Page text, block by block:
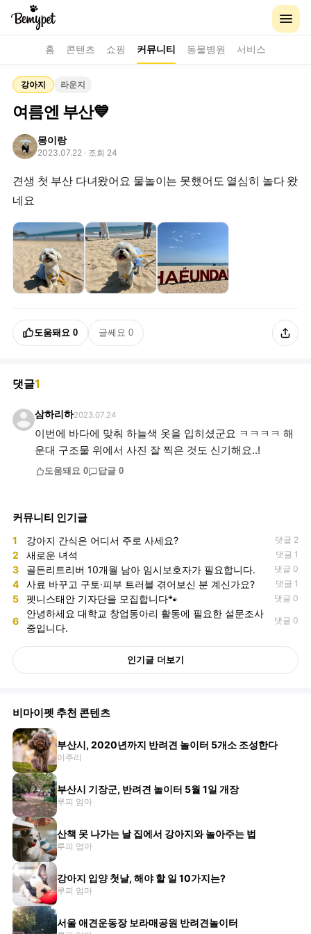
홈 콘텐츠 쇼핑 커뮤니티 동물병원 서비스
강아지 라운지
여름엔 부산💙
몽이랑
2023.07.22 · 조회 24
견생 첫 부산 다녀왔어요 물놀이는 못했어도 열심히 놀다 왔
네요
도움돼요 0 글쎄요 0
댓글1
삼하리하2023.07.24
이번에 바다에 맞춰 하늘색 옷을 입히셨군요 ㅋㅋㅋㅋ 해
운대 구조물 위에서 사진 잘 찍은 것도 신기해요..!
도움돼요 0 답글 0
커뮤니티 인기글
1 강아지 간식은 어디서 주로 사세요? 댓글 2
2 새로운 녀석 댓글 1
3 골든리트리버 10개월 남아 임시보호자가 필요합니다. 댓글 0
4 사료 바꾸고 구토·피부 트러블 겪어보신 분 계신가요? 댓글 1
5 펫니스태안 기자단을 모집합니다🐾 댓글 0
6
안녕하세요 대학교 창업동아리 활동에 필요한 설문조사
중입니다.
댓글 0
인기글 더보기
비마이펫 추천 콘텐츠
부산시, 2020년까지 반려견 놀이터 5개소 조성한다
이주리
부산시 기장군, 반려견 놀이터 5월 1일 개장
루피 엄마
산책 못 나가는 날 집에서 강아지와 놀아주는 법
루피 엄마
강아지 입양 첫날, 해야 할 일 10가지는?
루피 엄마
서울 애견운동장 보라매공원 반려견놀이터